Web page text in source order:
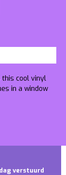
this cool vinyl
in a window
verstuurd